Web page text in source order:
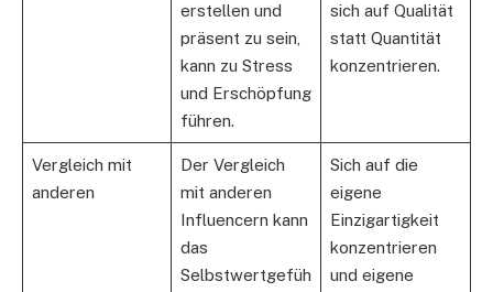
erstellen und
präsent zu sein,
kann zu Stress
und Erschöpfung
führen.
sich auf Qualität
statt Quantität
konzentrieren.
Vergleich mit
anderen
Der Vergleich
mit anderen
Influencern kann
das
Selbstwertgefüh
Sich auf die
eigene
Einzigartigkeit
konzentrieren
und eigene